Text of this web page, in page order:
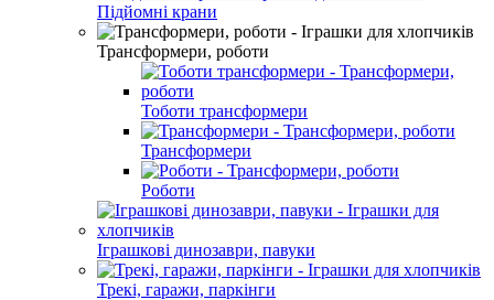
Підйомні крани
Трансформери, роботи
Тоботи трансформери
Трансформери
Роботи
Іграшкові динозаври, павуки
Трекі, гаражи, паркінги